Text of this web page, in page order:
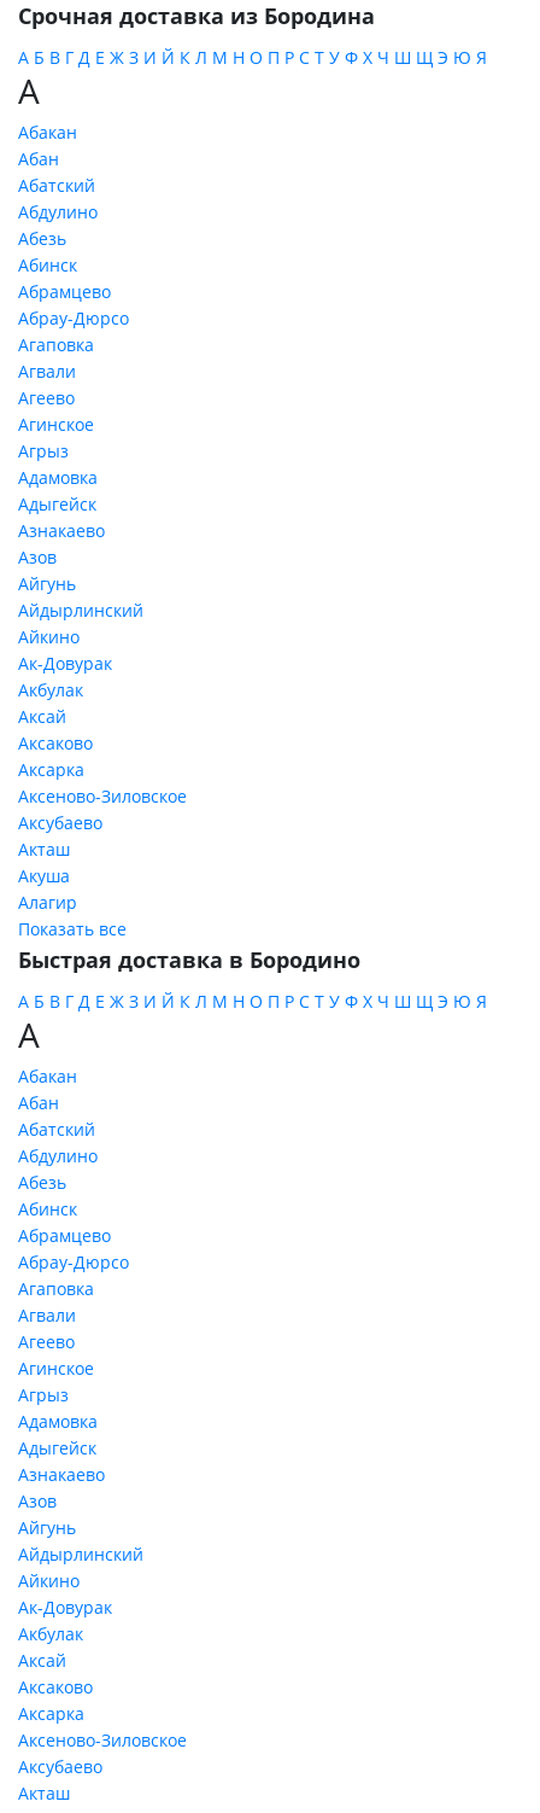
Срочная доставка из Бородина
А Б В Г Д Е Ж З И Й К Л М Н О П Р С Т У Ф Х Ч Ш Щ Э Ю Я
А
Абакан
Абан
Абатский
Абдулино
Абезь
Абинск
Абрамцево
Абрау-Дюрсо
Агаповка
Агвали
Агеево
Агинское
Агрыз
Адамовка
Адыгейск
Азнакаево
Азов
Айгунь
Айдырлинский
Айкино
Ак-Довурак
Акбулак
Аксай
Аксаково
Аксарка
Аксеново-Зиловское
Аксубаево
Акташ
Акуша
Алагир
Показать все
Быстрая доставка в Бородино
А Б В Г Д Е Ж З И Й К Л М Н О П Р С Т У Ф Х Ч Ш Щ Э Ю Я
А
Абакан
Абан
Абатский
Абдулино
Абезь
Абинск
Абрамцево
Абрау-Дюрсо
Агаповка
Агвали
Агеево
Агинское
Агрыз
Адамовка
Адыгейск
Азнакаево
Азов
Айгунь
Айдырлинский
Айкино
Ак-Довурак
Акбулак
Аксай
Аксаково
Аксарка
Аксеново-Зиловское
Аксубаево
Акташ